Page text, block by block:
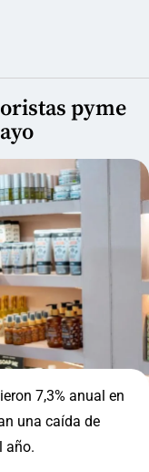
pyme
7,3% anual en
una caída de
año.